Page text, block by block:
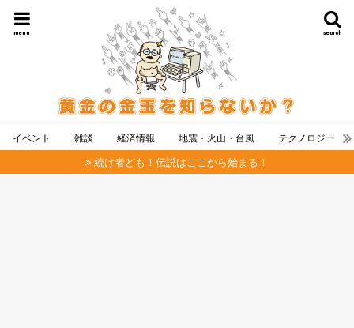
search
menu
イベント 雑談 経済情報 地震・火山・台風 テクノロジー
続け者ども！伝説はここから始まる！